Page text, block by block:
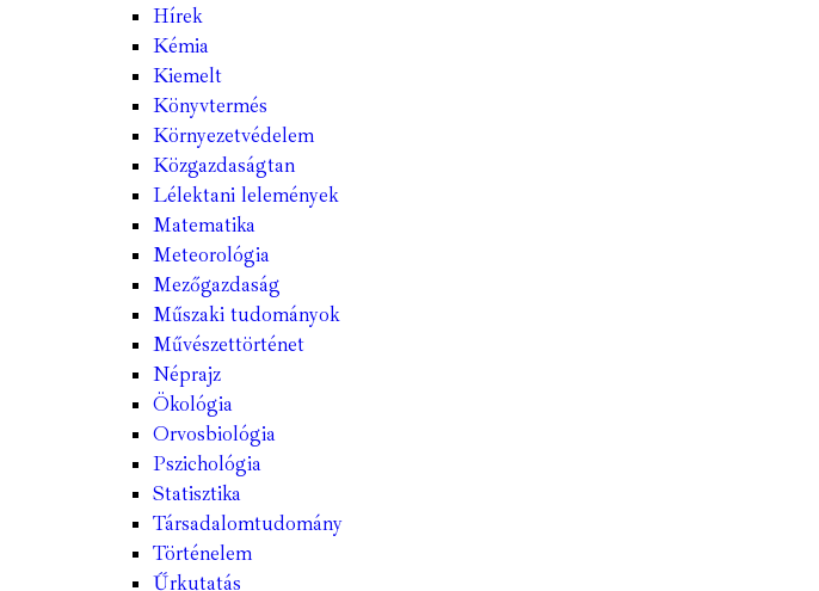
Hírek
Kémia
Kiemelt
Könyvtermés
Környezetvédelem
Közgazdaságtan
Lélektani lelemények
Matematika
Meteorológia
Mezőgazdaság
Műszaki tudományok
Művészettörténet
Néprajz
Ökológia
Orvosbiológia
Pszichológia
Statisztika
Társadalomtudomány
Történelem
Űrkutatás